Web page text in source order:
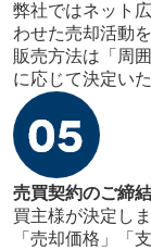
弊社ではネット
わせた売却活動
販売方法は「周
に応じて決定いた
売買契約のご締結
買主様が決定し
「売却価格」「